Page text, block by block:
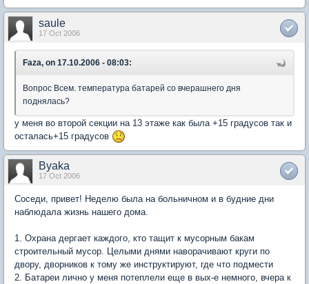
saule
17 Oct 2006
Faza, on 17.10.2006 - 08:03:
Вопрос Всем. температура батарей со вчерашнего дня
поднялась?
у меня во второй секции на 13 этаже как была +15 градусов так и
осталась+15 градусов
Byaka
17 Oct 2006
Соседи, привет! Неделю была на больничном и в будние дни
наблюдала жизнь нашего дома.
1. Охрана дергает каждого, кто тащит к мусорным бакам
строительный мусор. Целыми днями наворачивают круги по
двору, дворников к тому же инструктируют, где что подмести
2. Батареи лично у меня потеплели еще в вых-е немного, вчера к